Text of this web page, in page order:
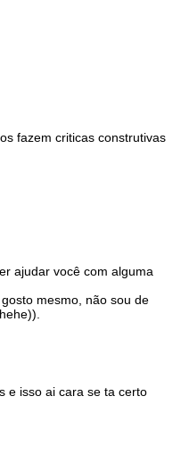
fazem criticas construtivas
ajudar você com alguma
mesmo, não sou de
e isso ai cara se ta certo